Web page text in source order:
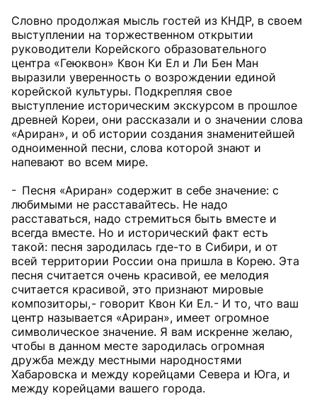
Словно продолжая мысль гостей из КНДР, в своем
выступлении на торжественном открытии
руководители Корейского образовательного
центра «Геюквон» Квон Ки Ел и Ли Бен Ман
выразили уверенность о возрождении единой
корейской культуры. Подкрепляя свое
выступление историческим экскурсом в прошлое
древней Кореи, они рассказали и о значении слова
«Ариран», и об истории создания знаменитейшей
одноименной песни, слова которой знают и
напевают во всем мире.
- Песня «Ариран» содержит в себе значение: с
любимыми не расставайтесь. Не надо
расставаться, надо стремиться быть вместе и
всегда вместе. Но и исторический факт есть
такой: песня зародилась где-то в Сибири, и от
всей территории России она пришла в Корею. Эта
песня считается очень красивой, ее мелодия
считается красивой, это признают мировые
композиторы, - говорит Квон Ки Ел. - И то, что ваш
центр называется «Ариран», имеет огромное
символическое значение. Я вам искренне желаю,
чтобы в данном месте зародилась огромная
дружба между местными народностями
Хабаровска и между корейцами Севера и Юга, и
между корейцами вашего города.